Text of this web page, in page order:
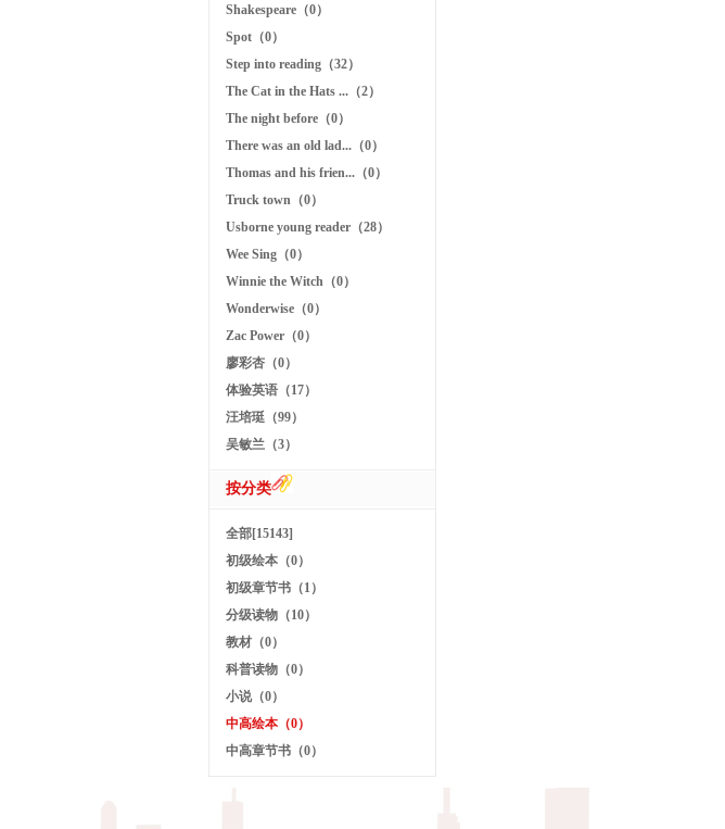
Shakespeare（0）
Spot（0）
Step into reading（32）
The Cat in the Hats ...（2）
The night before（0）
There was an old lad...（0）
Thomas and his frien...（0）
Truck town（0）
Usborne young reader（28）
Wee Sing（0）
Winnie the Witch（0）
Wonderwise（0）
Zac Power（0）
廖彩杏（0）
体验英语（17）
汪培珽（99）
吴敏兰（3）
按分类
全部[15143]
初级绘本（0）
初级章节书（1）
分级读物（10）
教材（0）
科普读物（0）
小说（0）
中高绘本（0）
中高章节书（0）